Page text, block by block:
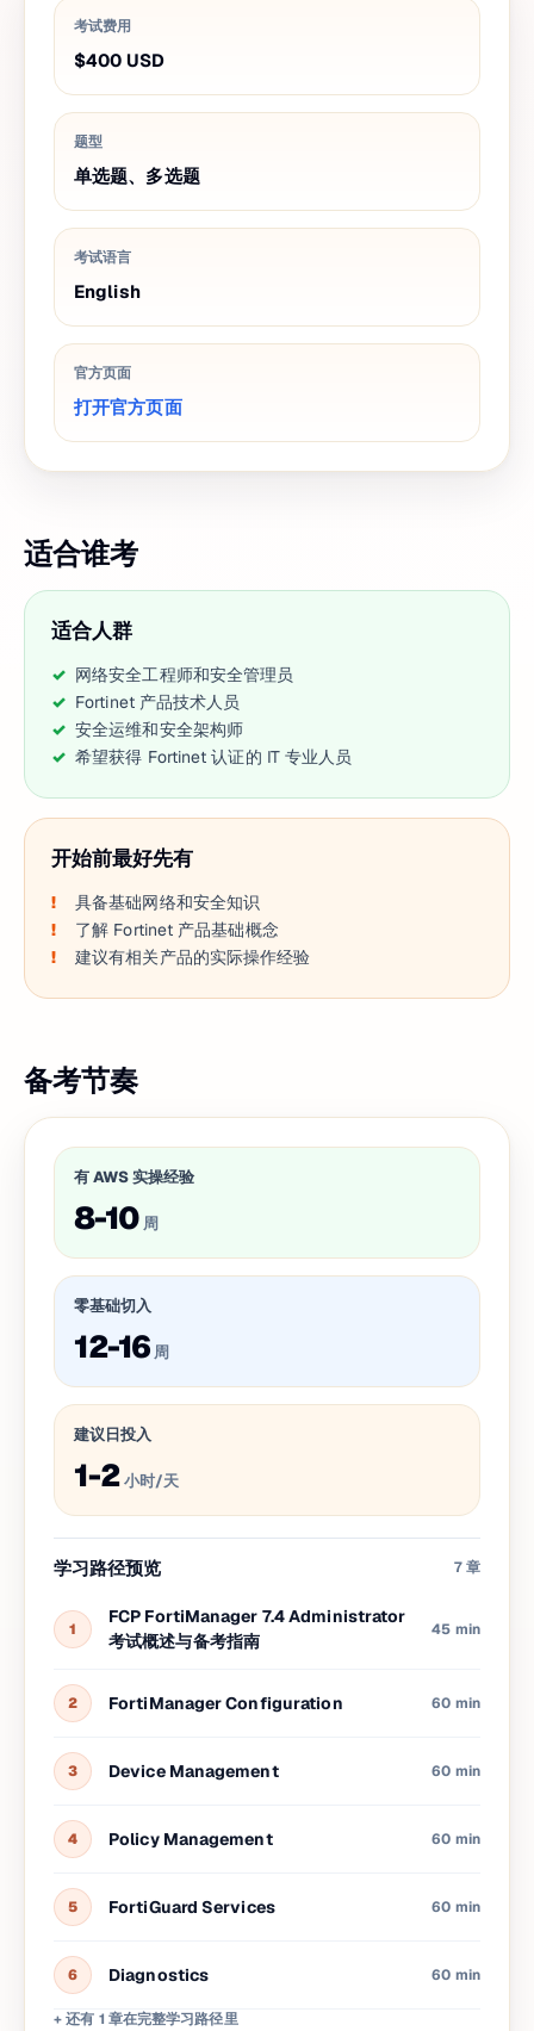
考试费用
$400 USD
题型
单选题、多选题
考试语言
English
官方页面
打开官方页面
适合谁考
适合人群
网络安全工程师和安全管理员
Fortinet 产品技术人员
安全运维和安全架构师
希望获得 Fortinet 认证的 IT 专业人员
开始前最好先有
具备基础网络和安全知识
了解 Fortinet 产品基础概念
建议有相关产品的实际操作经验
备考节奏
有 AWS 实操经验
8-10 周
零基础切入
12-16 周
建议日投入
1-2小时/天
学习路径预览 7 章
1
FCP FortiManager 7.4 Administrator
考试概述与备考指南
45 min
2 FortiManager Configuration 60 min
3 Device Management 60 min
4 Policy Management 60 min
5 FortiGuard Services 60 min
6 Diagnostics 60 min
+ 还有 1 章在完整学习路径里